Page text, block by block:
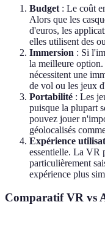
Budget : Le coût
Alors que les
d'euros, les
elles utilisent des
Immersion : Si
la meilleure
nécessitent une
de vol ou les jeux
Portabilité : Les
puisque la plupart
pouvez jouer
géolocalisés
Expérience
essentielle. La VR
particulièrement
expérience plus
Comparatif VR vs